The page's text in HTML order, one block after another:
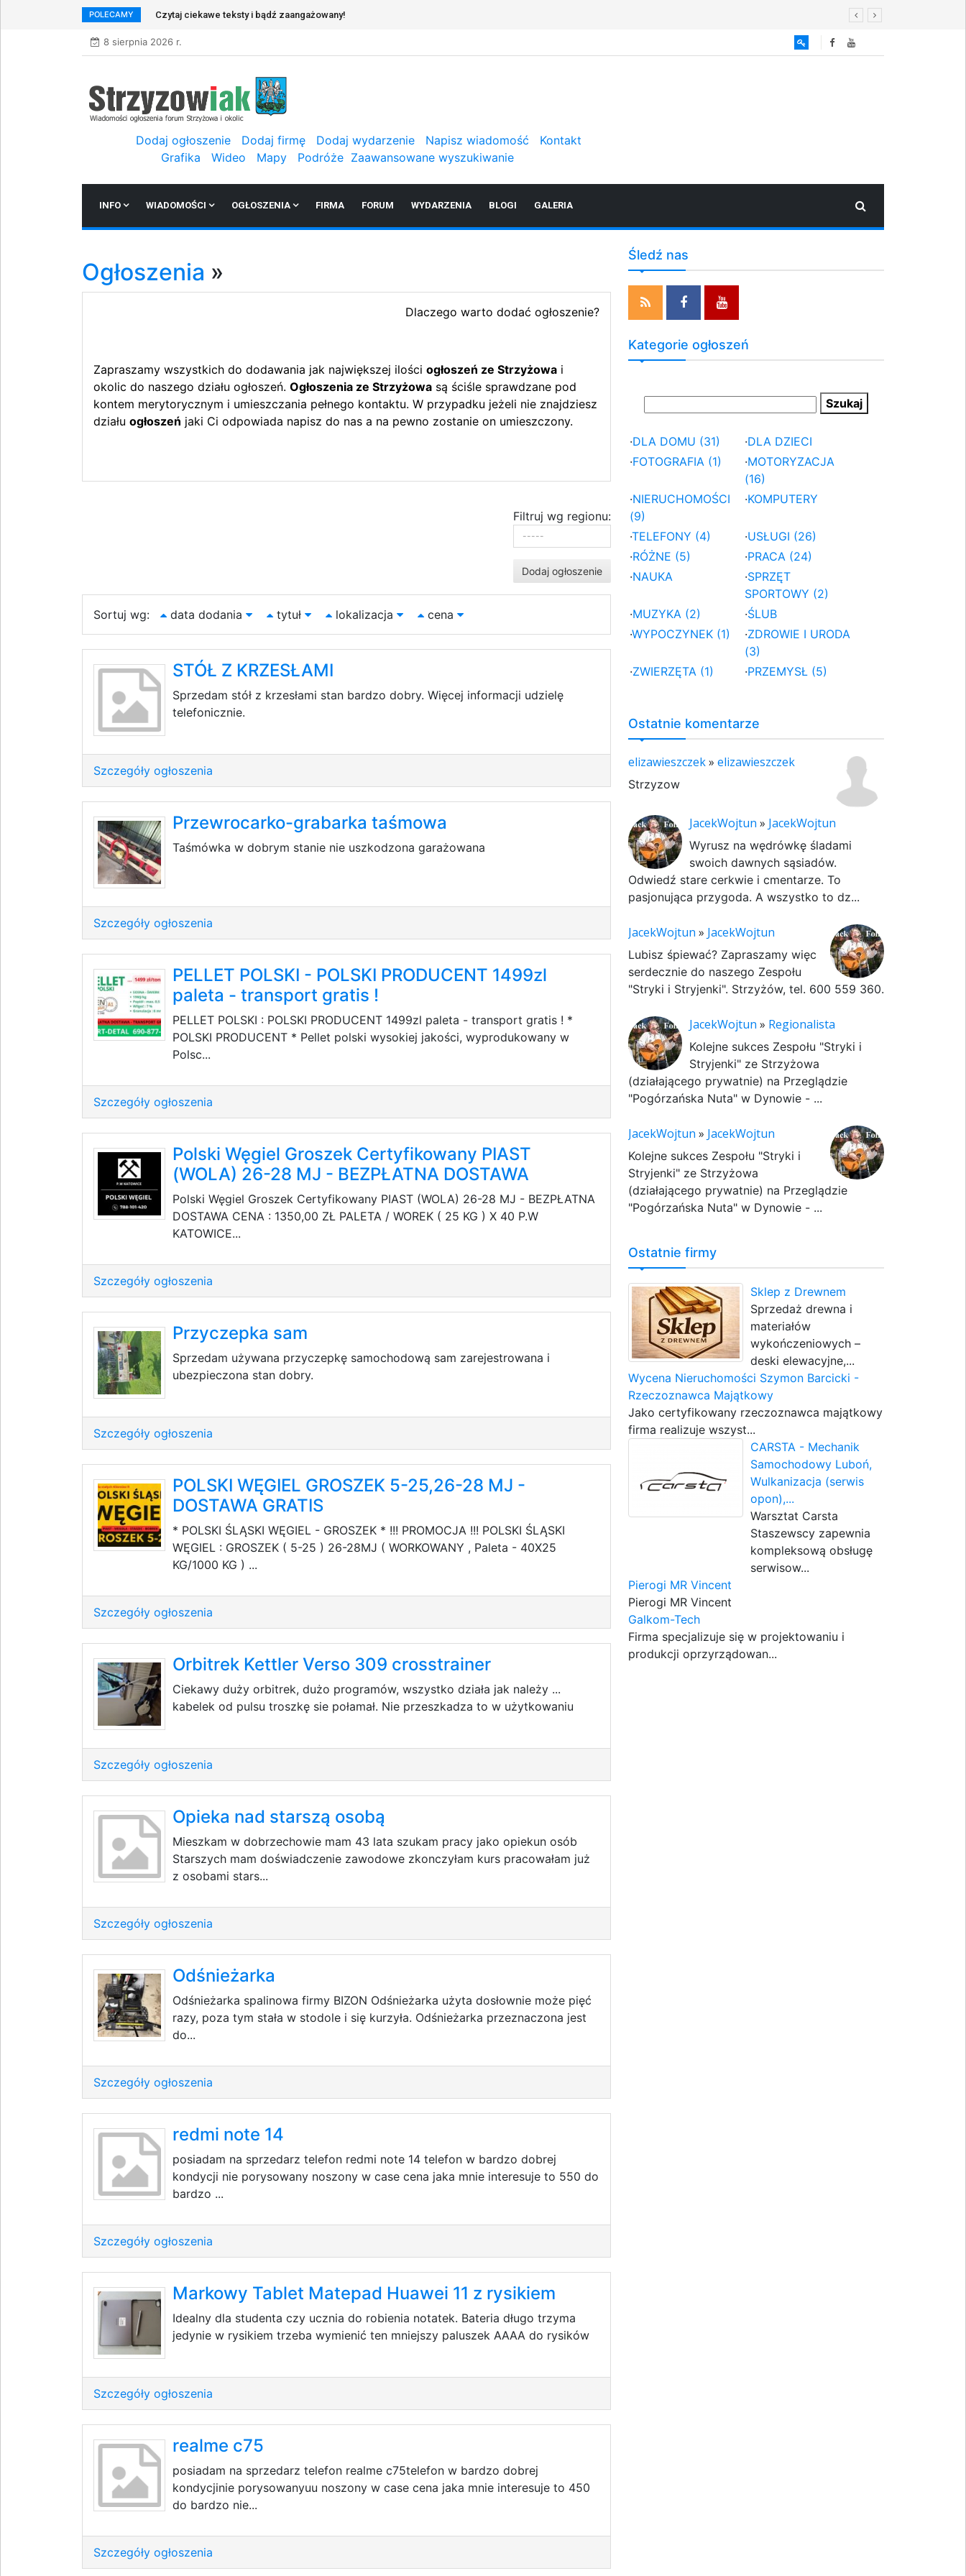
POLECAMY Czytaj ciekawe teksty i bądź zaangażowany!
8 sierpnia 2026 r.
Dodaj ogłoszenie Dodaj firmę Dodaj wydarzenie Napisz wiadomość
Kontakt
Grafika
Wideo Mapy Podróże Zaawansowane wyszukiwanie
INFO WIADOMOŚCI OGŁOSZENIA FIRMA FORUM WYDARZENIA BLOGI GALERIA
Ogłoszenia »
Dlaczego warto dodać ogłoszenie?
Zapraszamy wszystkich do dodawania jak największej ilości ogłoszeń ze Strzyżowa i
okolic do naszego działu ogłoszeń. Ogłoszenia ze Strzyżowa są ściśle sprawdzane pod
kontem merytorycznym i umieszczania pełnego kontaktu. W przypadku jeżeli nie znajdziesz
działu ogłoszeń jaki Ci odpowiada napisz do nas a na pewno zostanie on umieszczony.
Filtruj wg regionu:
Dodaj ogłoszenie
Sortuj wg: data dodania tytuł lokalizacja cena
STÓŁ Z KRZESŁAMI
Sprzedam stół z krzesłami stan bardzo dobry. Więcej informacji udzielę
telefonicznie.
Szczegóły ogłoszenia
Przewrocarko-grabarka taśmowa
Taśmówka w dobrym stanie nie uszkodzona garażowana
Szczegóły ogłoszenia
PELLET POLSKI - POLSKI PRODUCENT 1499zl
paleta - transport gratis !
PELLET POLSKI : POLSKI PRODUCENT 1499zl paleta - transport gratis ! *
POLSKI PRODUCENT * Pellet polski wysokiej jakości, wyprodukowany w
Polsc...
Szczegóły ogłoszenia
Polski Węgiel Groszek Certyfikowany PIAST
(WOLA) 26-28 MJ - BEZPŁATNA DOSTAWA
Polski Węgiel Groszek Certyfikowany PIAST (WOLA) 26-28 MJ - BEZPŁATNA
DOSTAWA CENA : 1350,00 ZŁ PALETA / WOREK ( 25 KG ) X 40 P.W
KATOWICE...
Szczegóły ogłoszenia
Przyczepka sam
Sprzedam używana przyczepkę samochodową sam zarejestrowana i
ubezpieczona stan dobry.
Szczegóły ogłoszenia
POLSKI WĘGIEL GROSZEK 5-25,26-28 MJ -
DOSTAWA GRATIS
* POLSKI ŚLĄSKI WĘGIEL - GROSZEK * !!! PROMOCJA !!! POLSKI ŚLĄSKI
WĘGIEL : GROSZEK ( 5-25 ) 26-28MJ ( WORKOWANY , Paleta - 40X25
KG/1000 KG ) ...
Szczegóły ogłoszenia
Orbitrek Kettler Verso 309 crosstrainer
Ciekawy duży orbitrek, dużo programów, wszystko działa jak należy ...
kabelek od pulsu troszkę sie połamał. Nie przeszkadza to w użytkowaniu
Szczegóły ogłoszenia
Opieka nad starszą osobą
Mieszkam w dobrzechowie mam 43 lata szukam pracy jako opiekun osób
Starszych mam doświadczenie zawodowe zkonczyłam kurs pracowałam już
z osobami stars...
Szczegóły ogłoszenia
Odśnieżarka
Odśnieżarka spalinowa firmy BIZON Odśnieżarka użyta dosłownie może pięć
razy, poza tym stała w stodole i się kurzyła. Odśnieżarka przeznaczona jest
do...
Szczegóły ogłoszenia
redmi note 14
posiadam na sprzedarz telefon redmi note 14 telefon w bardzo dobrej
kondycji nie porysowany noszony w case cena jaka mnie interesuje to 550 do
bardzo ...
Szczegóły ogłoszenia
Markowy Tablet Matepad Huawei 11 z rysikiem
Idealny dla studenta czy ucznia do robienia notatek. Bateria długo trzyma
jedynie w rysikiem trzeba wymienić ten mniejszy paluszek AAAA do rysików
Szczegóły ogłoszenia
realme c75
posiadam na sprzedarz telefon realme c75telefon w bardzo dobrej
kondycjinie porysowanyuu noszony w case cena jaka mnie interesuje to 450
do bardzo nie...
Szczegóły ogłoszenia
Śledź nas
Kategorie ogłoszeń
·DLA DOMU (31) ·DLA DZIECI
·FOTOGRAFIA (1) ·MOTORYZACJA
(16)
·NIERUCHOMOŚCI
(9)
·KOMPUTERY
·TELEFONY (4) ·USŁUGI (26)
·RÓŻNE (5) ·PRACA (24)
·NAUKA ·SPRZĘT
SPORTOWY (2)
·MUZYKA (2) ·ŚLUB
·WYPOCZYNEK (1) ·ZDROWIE I URODA
(3)
·ZWIERZĘTA (1) ·PRZEMYSŁ (5)
Ostatnie komentarze
elizawieszczek» elizawieszczek
Strzyzow
JacekWojtun » JacekWojtun
Wyrusz na wędrówkę śladami
swoich dawnych sąsiadów.
Odwiedź stare cerkwie i cmentarze. To
pasjonująca przygoda. A wszystko to dz...
JacekWojtun » JacekWojtun
Lubisz śpiewać? Zapraszamy więc
serdecznie do naszego Zespołu
"Stryki i Stryjenki". Strzyżów, tel. 600 559 360.
JacekWojtun » Regionalista
Kolejne sukces Zespołu "Stryki i
Stryjenki" ze Strzyżowa
(działającego prywatnie) na Przeglądzie
"Pogórzańska Nuta" w Dynowie - ...
JacekWojtun » JacekWojtun
Kolejne sukces Zespołu "Stryki i
Stryjenki" ze Strzyżowa
(działającego prywatnie) na Przeglądzie
"Pogórzańska Nuta" w Dynowie - ...
Ostatnie firmy
Sklep z Drewnem
Sprzedaż drewna i
materiałów
wykończeniowych –
deski elewacyjne,...
Wycena Nieruchomości Szymon Barcicki -
Rzeczoznawca Majątkowy
Jako certyfikowany rzeczoznawca majątkowy
firma realizuje wszyst...
CARSTA - Mechanik
Samochodowy Luboń,
Wulkanizacja (serwis
opon),...
Warsztat Carsta
Staszewscy zapewnia
kompleksową obsługę
serwisow...
Pierogi MR Vincent
Pierogi MR Vincent
Galkom-Tech
Firma specjalizuje się w projektowaniu i
produkcji oprzyrządowan...